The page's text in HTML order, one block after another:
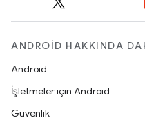
ANDROID HAKKINDA
Android
İşletmeler için Android
Güvenlik